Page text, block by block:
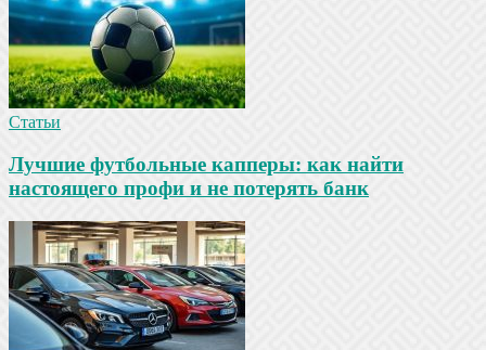
Статьи
Лучшие футбольные капперы: как найти
настоящего профи и не потерять банк